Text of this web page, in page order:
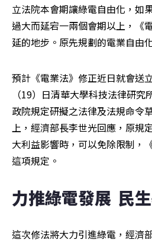
立法院本會期讓綠電自由化，如
過大而延宕一兩個會期以上，《
延的地步。原先規劃的電業自由
預計《電業法》修正近日就會送
（19）日清華大學科技法律研
政院規定研擬之法律及法規命令
上，經濟部長李世光回應，原規
大利益影響時，可以免除限制，
這項規定。
力推綠電發展  民
這次修法將大力引進綠電，經濟